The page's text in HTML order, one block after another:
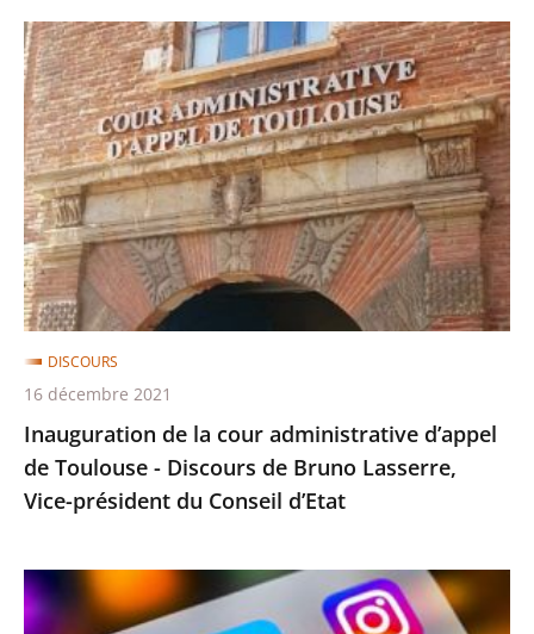
Tabuteau,
vice-
président
du
Conseil
d'État
Inauguration
de
la
cour
administrative
d’appel
de
Toulouse
-
Discours
de
Bruno
Lasserre,
Vice-
président
Conseil
d’Etat
Inauguration de la cour administrative d’appel
de Toulouse - Discours de Bruno Lasserre,
Vice-président du Conseil d’Etat
DISCOURS
16 décembre 2021
«
Les